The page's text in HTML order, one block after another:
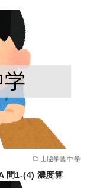
山脇学園中学
問1-(4) 濃度算